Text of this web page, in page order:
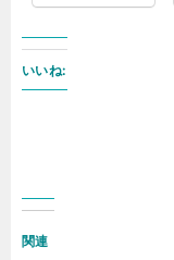
いいね:
関連